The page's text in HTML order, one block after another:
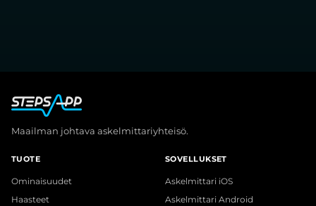
Maailman johtava askelmittariyhteisö.
TUOTE
Ominaisuudet
Haasteet
SOVELLUKSET
Askelmittari iOS
Askelmittari Android